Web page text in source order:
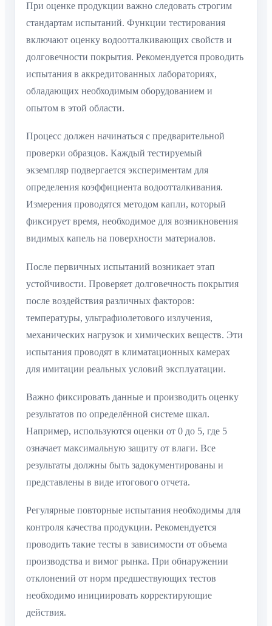
При оценке продукции важно следовать строгим
стандартам испытаний. Функции тестирования
включают оценку водоотталкивающих свойств и
долговечности покрытия. Рекомендуется проводить
испытания в аккредитованных лабораториях,
обладающих необходимым оборудованием и
опытом в этой области.
Процесс должен начинаться с предварительной
проверки образцов. Каждый тестируемый
экземпляр подвергается экспериментам для
определения коэффициента водоотталкивания.
Измерения проводятся методом капли, который
фиксирует время, необходимое для возникновения
видимых капель на поверхности материалов.
После первичных испытаний возникает этап
устойчивости. Проверяет долговечность покрытия
после воздействия различных факторов:
температуры, ультрафиолетового излучения,
механических нагрузок и химических веществ. Эти
испытания проводят в климатационных камерах
для имитации реальных условий эксплуатации.
Важно фиксировать данные и производить оценку
результатов по определённой системе шкал.
Например, используются оценки от 0 до 5, где 5
означает максимальную защиту от влаги. Все
результаты должны быть задокументированы и
представлены в виде итогового отчета.
Регулярные повторные испытания необходимы для
контроля качества продукции. Рекомендуется
проводить такие тесты в зависимости от объема
производства и вимог рынка. При обнаружении
отклонений от норм предшествующих тестов
необходимо инициировать корректирующие
действия.